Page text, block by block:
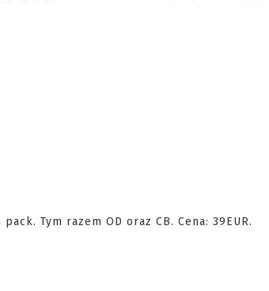
Tym razem OD oraz CB. Cena: 39EUR.